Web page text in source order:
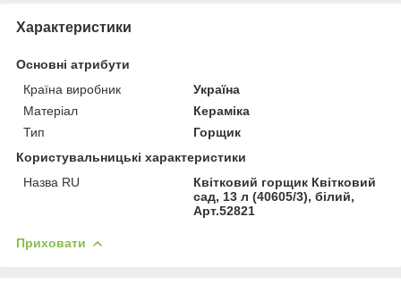
Характеристики
Основні атрибути
Країна виробник
Україна
Матеріал
Кераміка
Тип
Горщик
Користувальницькі характеристики
Назва RU
Квітковий горщик Квітковий
сад, 13 л (40605/3), білий,
Арт.52821
Приховати